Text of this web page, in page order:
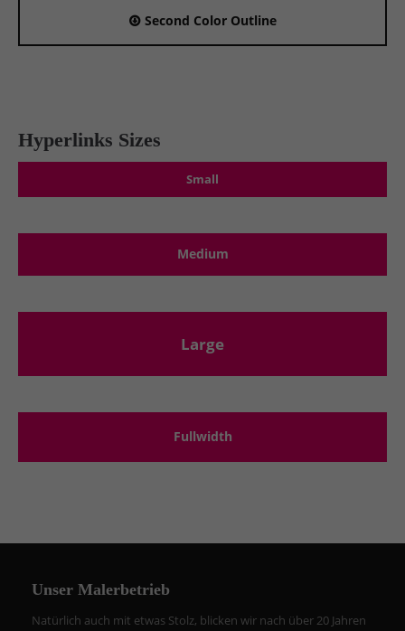
Second Color Outline
Hyperlinks Sizes
Small
Medium
Large
Fullwidth
Unser Malerbetrieb
Natürlich auch mit etwas Stolz, blicken wir nach über 20 Jahren